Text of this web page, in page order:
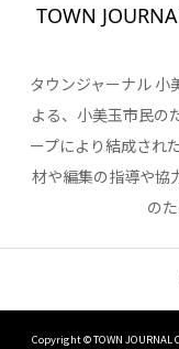
TOWN
タウンジャーナル 小
よる、小美玉市民の
ープにより結成され
材や編集の指導や協
の
Copyright ©TOWN